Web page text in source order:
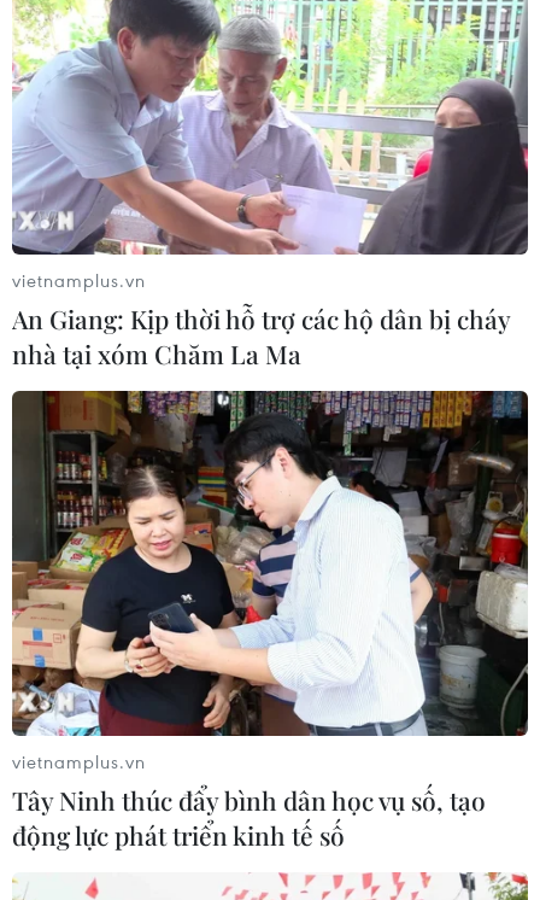
vietnamplus.vn
An Giang: Kịp thời hỗ trợ các hộ dân bị cháy
nhà tại xóm Chăm La Ma
vietnamplus.vn
Tây Ninh thúc đẩy bình dân học vụ số, tạo
động lực phát triển kinh tế số